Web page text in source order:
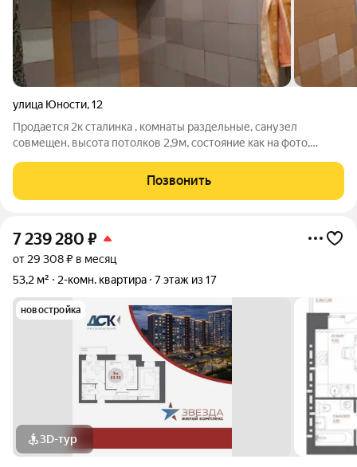
улица Юности,12
Продается 2к сталинка , комнаты раздельные, санузел
совмещен, высота потолков 2,9м, состояние как на фото,
инфраструктура. Один собственник.
Позвонить
7 239 280 ₽
от 29 308 ₽ в месяц
53,2 м²
2-комн. квартира 7 этаж из 17
новостройка
3D-тур